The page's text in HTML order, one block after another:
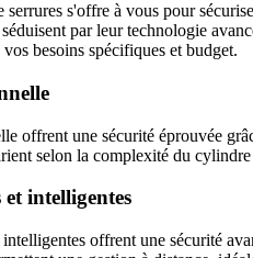
s'offre à vous pour
par leur technologie
besoins spécifiques et budget.
offrent une sécurité éprouvée
selon la complexité du
et intelligentes
offrent une sécurité